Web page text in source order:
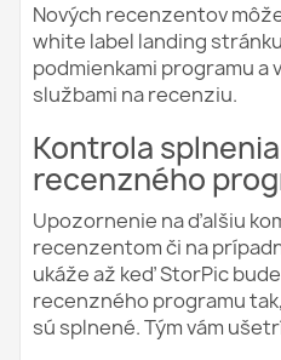
Nových recenzentov
white label landing
podmienkami programu a
službami na recenziu.
Kontrola
recenzného
Upozornenie na ďalšiu
recenzentom či na
ukáže až keď StorPic
recenzného programu
sú splnené. Tým vám